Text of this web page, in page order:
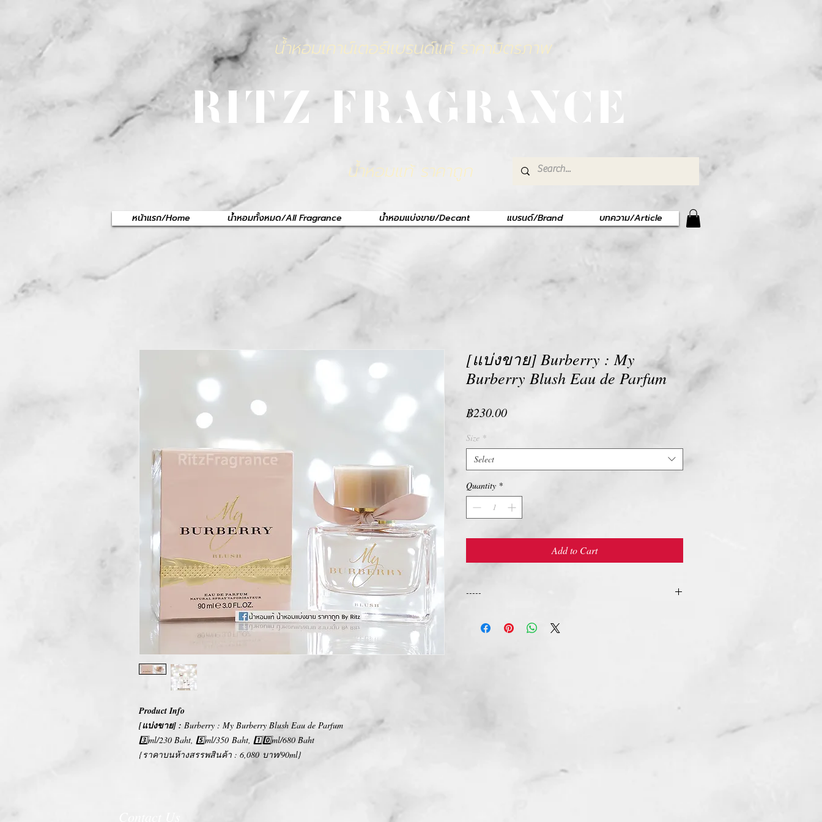
น้ำหอมเคาน์เตอร์แบรนด์แท้ ราคามิตรภาพ
RITZ FRAGRANCE
น้ำหอมแท้ ราคาถูก
หน้าแรก/Home น้ำหอมทั้งหมด/All Fragrance น้ำหอมแบ่งขาย/Decant แบรนด์/Brand บทความ/Article
Product Info
[แบ่งขาย] : Burberry : My Burberry Blush Eau de Parfum
3️⃣ml/230 Baht, 5️⃣ml/350 Baht, 1️⃣0️⃣ml/680 Baht
{ราคาบนห้างสรรพสินค้า : 6,080 บาท/90ml}
[แบ่งขาย] Burberry : My
Burberry Blush Eau de Parfum
฿230.00Price
Size *
Select
Quantity *
Add to Cart
-----
ทางบริษัท ไม่มีนโยบายการรับ เปลี่ยน/คืน สินค้า ทุกรณี